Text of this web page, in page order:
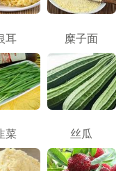
耳 糜子面
菜 丝瓜